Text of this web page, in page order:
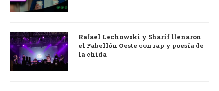
Rafael Lechowski y Sharif llenaron
el Pabellón Oeste con rap y poesía de
la chida